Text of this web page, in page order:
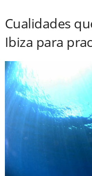
Cualidades
Ibiza para